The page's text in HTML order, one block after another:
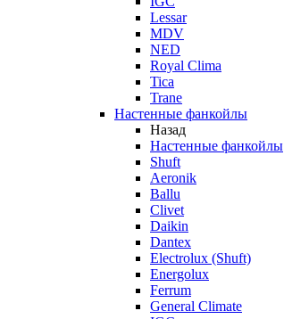
Lessar
MDV
NED
Royal Clima
Tica
Trane
Настенные фанкойлы
Назад
Настенные фанкойлы
Shuft
Aeronik
Ballu
Clivet
Daikin
Dantex
Electrolux (Shuft)
Energolux
Ferrum
General Climate